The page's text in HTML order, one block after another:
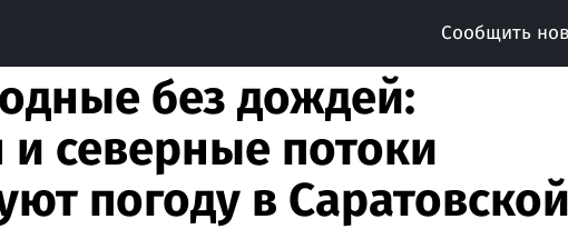
Сообщить
без дождей:
северные потоки
погоду в Саратовской